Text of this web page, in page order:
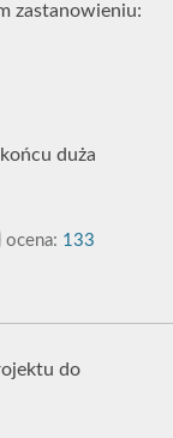
zastanowieniu:
duża
ocena: 133
do